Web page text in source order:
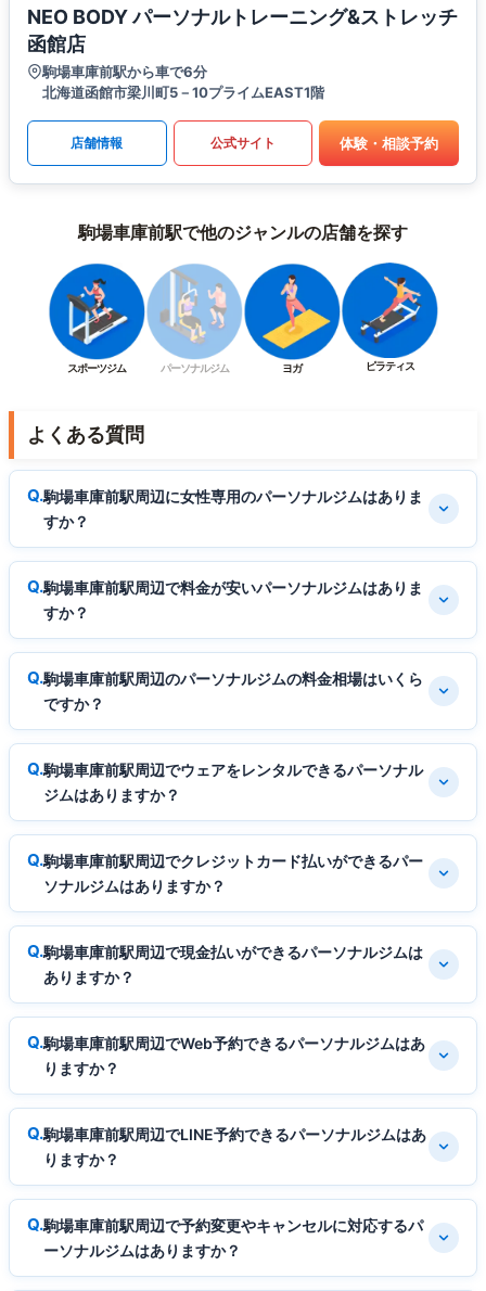
NEO BODY パーソナルトレーニング&ストレッチ
函館店
駒場車庫前駅から車で6分
北海道函館市梁川町5－10プライムEAST1階
店舗情報 公式サイト 体験・相談予約
駒場車庫前駅で他のジャンルの店舗を探す
スポーツジム パーソナルジム ヨガ ピラティス
よくある質問
駒場車庫前駅周辺に女性専用のパーソナルジムはありま
すか？
駒場車庫前駅周辺で料金が安いパーソナルジムはありま
すか？
駒場車庫前駅周辺のパーソナルジムの料金相場はいくら
ですか？
駒場車庫前駅周辺でウェアをレンタルできるパーソナル
ジムはありますか？
駒場車庫前駅周辺でクレジットカード払いができるパー
ソナルジムはありますか？
駒場車庫前駅周辺で現金払いができるパーソナルジムは
ありますか？
駒場車庫前駅周辺でWeb予約できるパーソナルジムはあ
りますか？
駒場車庫前駅周辺でLINE予約できるパーソナルジムはあ
りますか？
駒場車庫前駅周辺で予約変更やキャンセルに対応するパ
ーソナルジムはありますか？